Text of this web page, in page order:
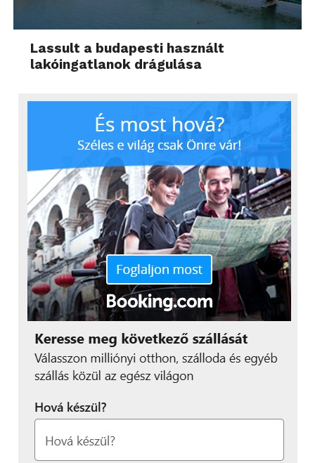
Lassult a budapesti használt
lakóingatlanok drágulása